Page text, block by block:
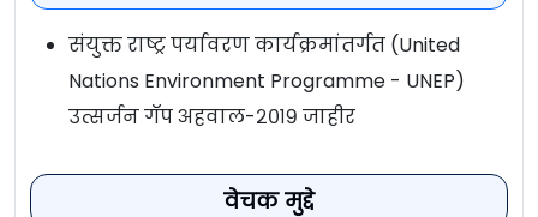
संयुक्त राष्ट्र पर्यावरण कार्यक्रमांतर्गत (United
Nations Environment Programme - UNEP)
उत्सर्जन गॅप अहवाल-२०१९ जाहीर
वेचक मुद्दे